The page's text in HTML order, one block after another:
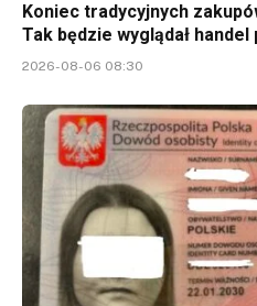
Koniec tradycyjnych
Tak będzie wyglądał handel
2026-08-06 08:30